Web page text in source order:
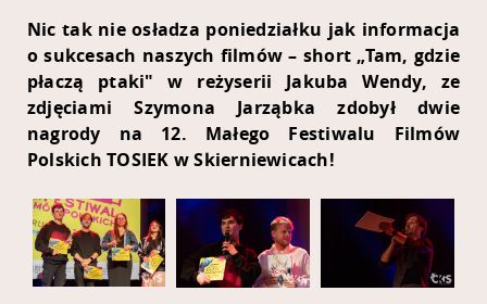
Nic tak nie osładza poniedziałku jak informacja
o sukcesach naszych filmów – short „Tam, gdzie
płaczą ptaki" w reżyserii Jakuba Wendy, ze
zdjęciami Szymona Jarząbka zdobył dwie
nagrody na 12. Małego Festiwalu Filmów
Polskich TOSIEK w Skierniewicach!